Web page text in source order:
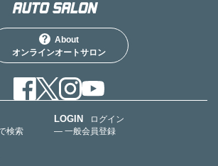
About
オンラインオートサロン
検索
LOGIN
ログイン
— 一般会員登録